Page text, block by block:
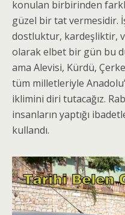
konulan birbirinden
güzel bir tat vermesidir.
dostluktur, kardeşliktir,
olarak elbet bir gün bu
ama Alevisi, Kürdü,
tüm milletleriyle
iklimini diri tutacağız.
insanların yaptığı
kullandı.